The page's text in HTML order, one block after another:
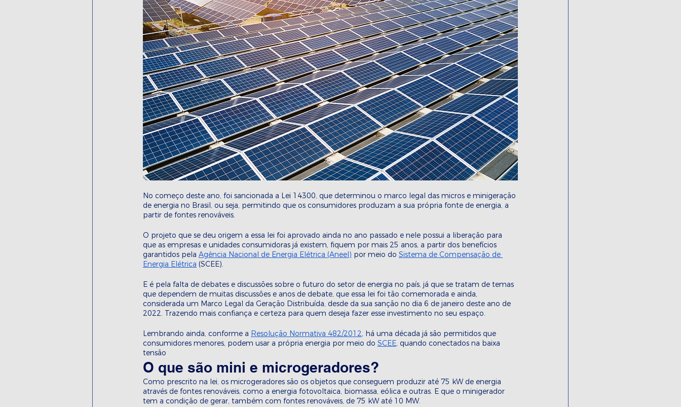
No começo deste ano, foi sancionada a Lei 14300, que determinou o marco legal das micros e minigeração
de energia no Brasil, ou seja, permitindo que os consumidores produzam a sua própria fonte de energia, a
partir de fontes renováveis.
O projeto que se deu origem a essa lei foi aprovado ainda no ano passado e nele possui a liberação para
que as empresas e unidades consumidoras já existem, fiquem por mais 25 anos, a partir dos benefícios
garantidos pela Agência Nacional de Energia Elétrica (Aneel) por meio do Sistema de Compensação de
Energia Elétrica (SCEE).
E é pela falta de debates e discussões sobre o futuro do setor de energia no país, já que se tratam de temas
que dependem de muitas discussões e anos de debate, que essa lei foi tão comemorada e ainda,
considerada um Marco Legal da Geração Distribuída, desde da sua sanção no dia 6 de janeiro deste ano de
2022. Trazendo mais confiança e certeza para quem deseja fazer esse investimento no seu espaço.
Lembrando ainda, conforme a Resolução Normativa 482/2012, há uma década já são permitidos que
consumidores menores, podem usar a própria energia por meio do SCEE, quando conectados na baixa
tensão
O que são mini e microgeradores?
Como prescrito na lei, os microgeradores são os objetos que conseguem produzir até 75 kW de energia
através de fontes renováveis, como a energia fotovoltaica, biomassa, eólica e outras. E que o minigerador
tem a condição de gerar, também com fontes renováveis, de 75 kW até 10 MW.